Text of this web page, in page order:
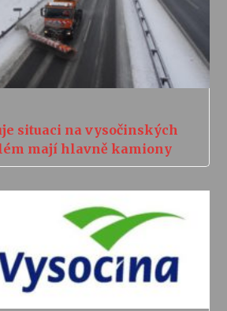
situaci na vysočinských
mají hlavně kamiony